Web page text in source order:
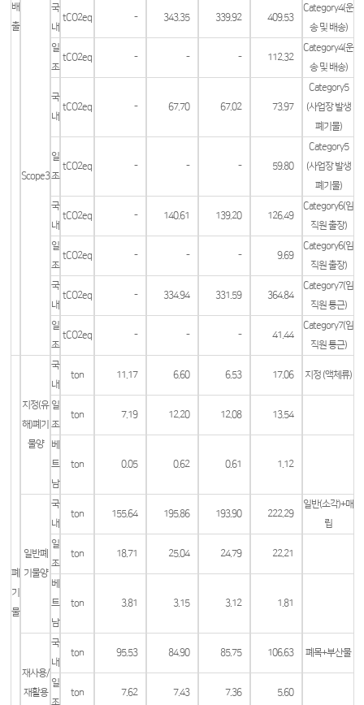
배
출
Scope3
국
내
tCO2eq - 343.35 339.92 409.53
Category4(운
송 및 배송)
일
조
tCO2eq - - - 112.32
Category4(운
송 및 배송)
국
내
tCO2eq - 67.70 67.02 73.97
Category5
(사업장 발생
폐기물)
일
조
tCO2eq - - - 59.80
Category5
(사업장 발생
폐기물)
국
내
tCO2eq - 140.61 139.20 126.49
Category6(임
직원 출장)
일
조
tCO2eq - - - 9.69
Category6(임
직원 출장)
국
내
tCO2eq - 334.94 331.59 364.84
Category7(임
직원 통근)
일
조
tCO2eq - - - 41.44
Category7(임
직원 통근)
폐
기
물
지정(유
해)폐기
물양
국
내
ton 11.17 6.60 6.53 17.06 지정 (액체류)
일
조
ton 7.19 12.20 12.08 13.54
베
트
남
ton 0.05 0.62 0.61 1.12
일반폐
기물양
국
내
ton 155.64 195.86 193.90 222.29
일반(소각)+매
립
일
조
ton 18.71 25.04 24.79 22.21
베
트
남
ton 3.81 3.15 3.12 1.81
재사용/
재활용
국
내
ton 95.53 84.90 85.75 106.63 폐목+부산물
일
조
ton 7.62 7.43 7.36 5.60